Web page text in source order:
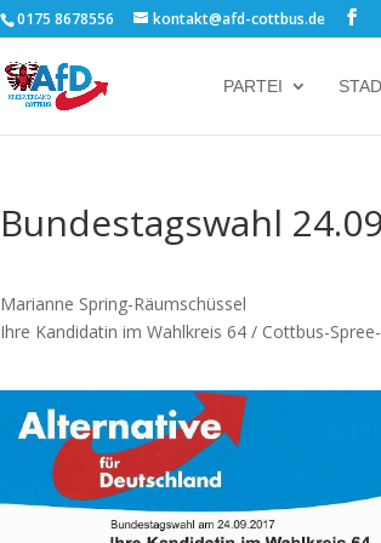
0175 8678556 kontakt@afd-cottbus.de
PARTEI
Bundestagswahl
Marianne Spring-Räumschüssel
Ihre Kandidatin im Wahlkreis 64 / Cottbus-